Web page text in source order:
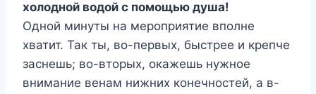
холодной водой с помощью душа!
Одной минуты на мероприятие вполне
хватит. Так ты, во-первых, быстрее и крепче
заснешь; во-вторых, окажешь нужное
внимание венам нижних конечностей, а в-